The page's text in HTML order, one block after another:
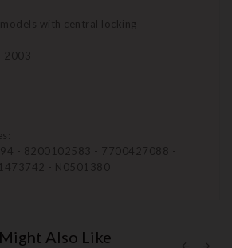
with central locking
2003
- 8200102583 - 7700427088 -
- N0501380
Also Like